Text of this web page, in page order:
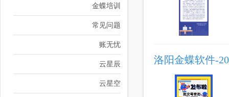
金蝶培训
常见问题
账无忧
云星辰
云星空
洛阳金蝶软件-